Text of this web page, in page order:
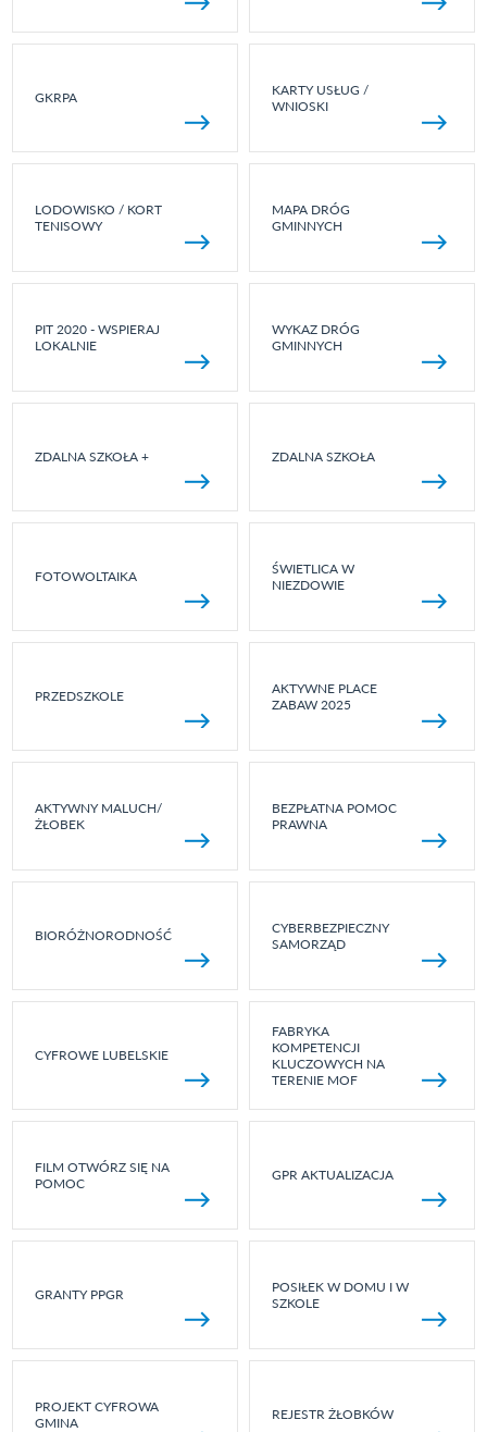
GKRPA
KARTY USŁUG /
WNIOSKI
LODOWISKO / KORT
TENISOWY
MAPA DRÓG
GMINNYCH
PIT 2020 - WSPIERAJ
LOKALNIE
WYKAZ DRÓG
GMINNYCH
ZDALNA SZKOŁA + ZDALNA SZKOŁA
FOTOWOLTAIKA
ŚWIETLICA W
NIEZDOWIE
PRZEDSZKOLE
AKTYWNE PLACE
ZABAW 2025
AKTYWNY MALUCH/
ŻŁOBEK
BEZPŁATNA POMOC
PRAWNA
BIORÓŻNORODNOŚĆ
CYBERBEZPIECZNY
SAMORZĄD
CYFROWE LUBELSKIE
FABRYKA
KOMPETENCJI
KLUCZOWYCH NA
TERENIE MOF
FILM OTWÓRZ SIĘ NA
POMOC
GPR AKTUALIZACJA
GRANTY PPGR
POSIŁEK W DOMU I W
SZKOLE
PROJEKT CYFROWA
GMINA
REJESTR ŻŁOBKÓW